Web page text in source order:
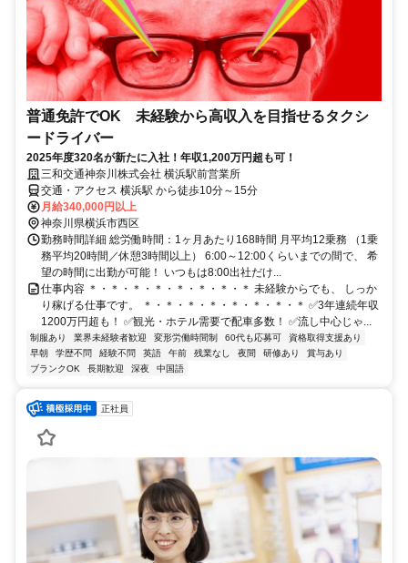
普通免許でOK 未経験から高収入を目指せるタクシ
ードライバー
2025年度320名が新たに入社！年収1,200万円超も可！
三和交通神奈川株式会社 横浜駅前営業所
交通・アクセス 横浜駅 から徒歩10分～15分
月給340,000円以上
神奈川県横浜市西区
勤務時間詳細 総労働時間：1ヶ月あたり168時間 月平均12乗務 （1乗
務平均20時間／休憩3時間以上） 6:00～12:00くらいまでの間で、 希
望の時間に出勤が可能！ いつもは8:00出社だけ...
仕事内容 ＊・＊・＊・＊・＊・＊・＊・＊ 未経験からでも、 しっか
り稼げる仕事です。 ＊・＊・＊・＊・＊・＊・＊・＊ ✅3年連続年収
1200万円超も！ ✅観光・ホテル需要で配車多数！ ✅流し中心じゃ...
制服あり 業界未経験者歓迎 変形労働時間制 60代も応募可
資格取得支援あり
早朝
学歴不問 経験不問 英語 午前 残業なし 夜間 研修あり
賞与あり
ブランクOK
長期歓迎 深夜 中国語
正社員